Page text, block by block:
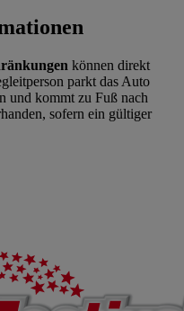
können direkt
parkt das Auto
und kommt zu Fuß nach
sofern ein gültiger